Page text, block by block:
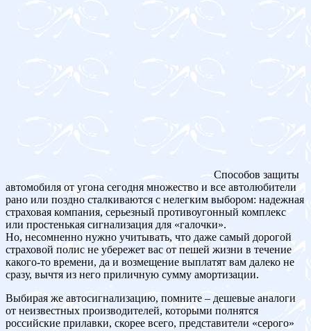
Способов защиты
автомобиля от угона сегодня множество и все автолюбители
рано или поздно сталкиваются с нелегким выбором: надежная
страховая компания, серьезный противоугонный комплекс
или простенькая сигнализация для «галочки».
Но, несомненно нужно учитывать, что даже самый дорогой
страховой полис не убережет вас от пешей жизни в течение
какого-то времени, да и возмещение выплатят вам далеко не
сразу, вычтя из него приличную сумму амортизации.
Выбирая же автосигнализацию, помните – дешевые аналоги
от неизвестных производителей, которыми полнятся
российские прилавки, скорее всего, представители «серого»